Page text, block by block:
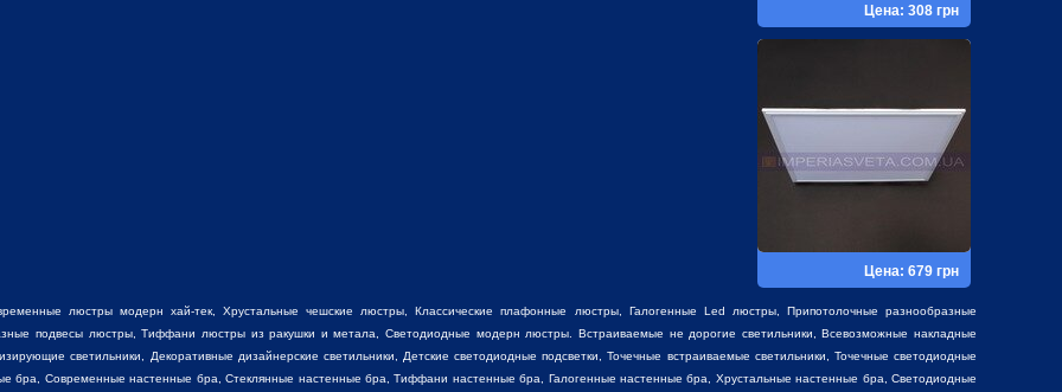
Цена: 308 грн
Цена: 679 грн
люстры модерн хай-тек, Хрустальные чешские люстры,Классические плафонные люстры, Галогенные Led люстры, Припотолочные разнообразные
подвесы люстры,Тиффани люстрыиз ракушки и метала, Светодиодные модерн люстры. Встраиваемые не дорогие светильники, Всевозможные накладные
светильники, Декоративные дизайнерские светильники , Детские светодиодные подсветки, Точечные встраиваемые светильники, Точечные светодиодные
бра, Современные настенные бра, Стеклянные настенные бра, Тиффани настенные бра, Галогенные настенные бра, Хрустальные настенные бра, Светодиодные